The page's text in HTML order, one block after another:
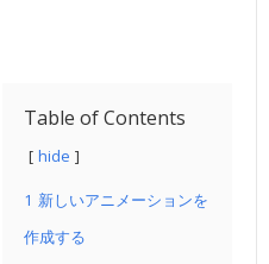
Table of Contents
hide
1 新しいアニメーションを
作成する